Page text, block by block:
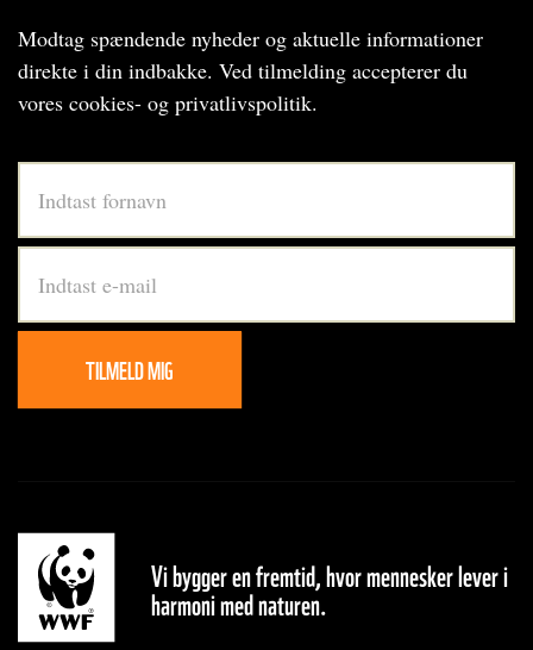
Modtag spændende nyheder og aktuelle informationer
direkte i din indbakke. Ved tilmelding accepterer du
vores cookies- og privatlivspolitik.
TILMELD MIG
Vi bygger en fremtid, hvor mennesker lever i
harmoni med naturen.